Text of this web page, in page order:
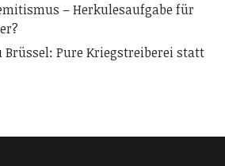
– Herkulesaufgabe für
Brüssel: Pure Kriegstreiberei statt